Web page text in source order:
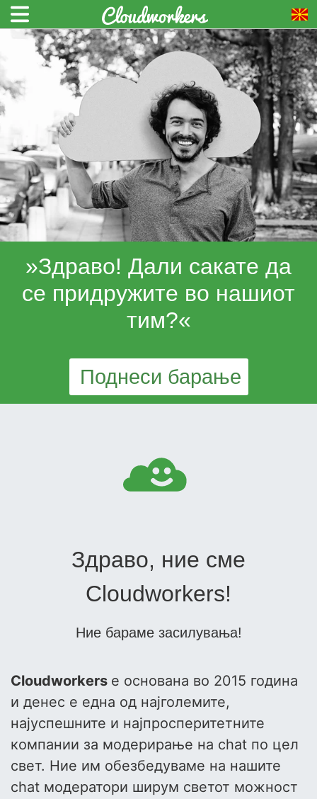
»Здраво! Дали сакате да
се придружите во нашиот
тим?«
Поднеси барање
Здраво, ние сме
Cloudworkers!
Ние бараме засилувања!
Cloudworkers е основана во 2015 година
и денес е една од најголемите,
најуспешните и најпросперитетните
компании за модерирање на chat по цел
свет. Ние им обезбедуваме на нашите
chat модератори ширум светот можност